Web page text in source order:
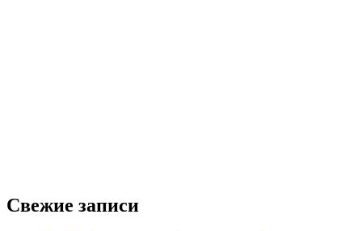
Свежие записи